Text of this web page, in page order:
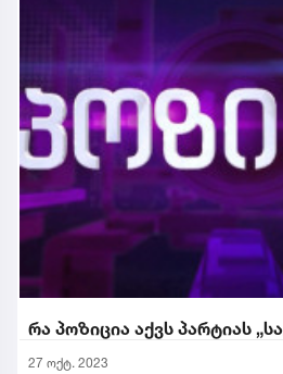
რა პოზიცია აქვს პარტიას
27 ოქტ. 2023